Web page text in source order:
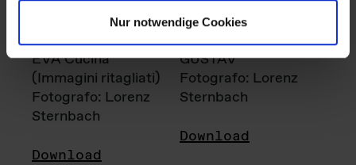
Nur notwendige Cookies
EVA Cucina
(Immagini ritagliati)
Fotografo: Lorenz
Sternbach
Download
GUSTAV
Fotografo: Lorenz
Sternbach
Download